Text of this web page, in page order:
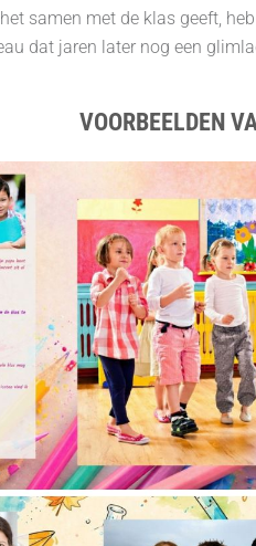
samen met de klas geeft,
dat jaren later nog een
VOORBEELDEN